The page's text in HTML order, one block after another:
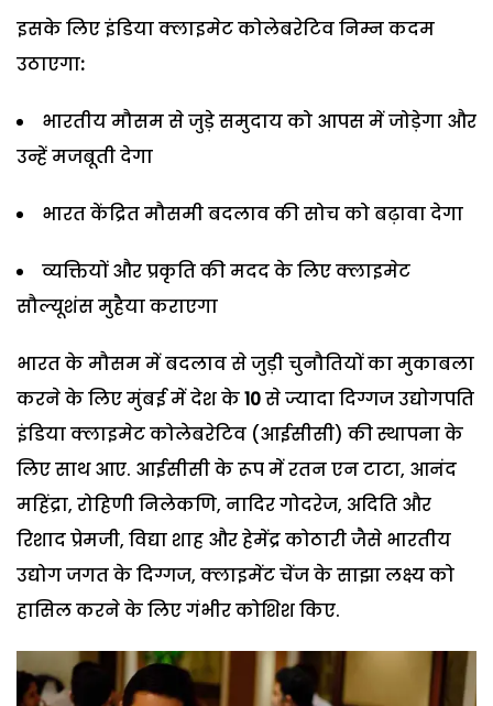
इसके लिए इंडिया क्लाइमेट कोलेबरेटिव निम्न कदम
उठाएगा:
भारतीय मौसम से जुड़े समुदाय को आपस में जोड़ेगा और
उन्हें मजबूती देगा
भारत केंद्रित मौसमी बदलाव की सोच को बढ़ावा देगा
व्यक्तियों और प्रकृति की मदद के लिए क्लाइमेट
सौल्यूशंस मुहैया कराएगा
भारत के मौसम में बदलाव से जुड़ी चुनौतियों का मुकाबला
करने के लिए मुंबई में देश के10से ज्यादा दिग्गज उद्योगपति
इंडिया क्लाइमेट कोलेबरेटिव (आईसीसी) की स्थापना के
लिए साथ आए. आईसीसी के रूप में रतन एन टाटा, आनंद
महिंद्रा, रोहिणी निलेकणि, नादिर गोदरेज, अदिति और
रिशाद प्रेमजी, विद्या शाह और हेमेंद्र कोठारी जैसे भारतीय
उद्योग जगत के दिग्गज, क्लाइमेंट चेंज के साझा लक्ष्य को
हासिल करने के लिए गंभीर कोशिश किए.